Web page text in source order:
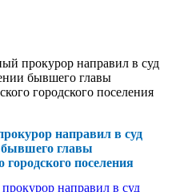
прокурор направил в суд
бывшего главы
городского поселения
направил в суд
бывшего главы
поселения